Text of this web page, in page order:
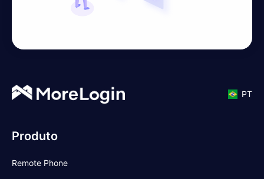
PT
Produto
Remote Phone